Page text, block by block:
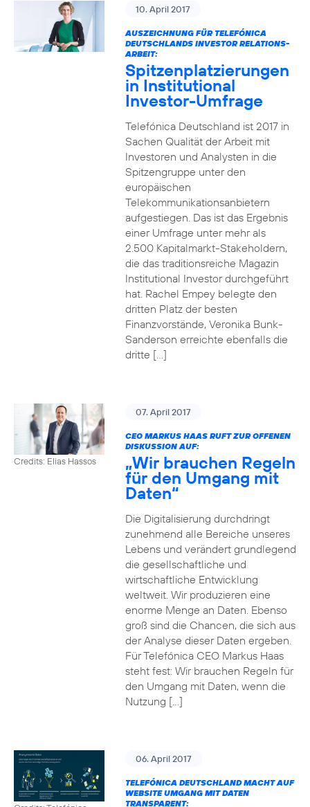
10. April 2017
AUSZEICHNUNG FÜR TELEFÓNICA
DEUTSCHLANDS INVESTOR RELATIONS-
ARBEIT:
Spitzenplatzierungen
in Institutional
Investor-Umfrage
Telefónica Deutschland ist 2017 in
Sachen Qualität der Arbeit mit
Investoren und Analysten in die
Spitzengruppe unter den
europäischen
Telekommunikationsanbietern
aufgestiegen. Das ist das Ergebnis
einer Umfrage unter mehr als
2.500 Kapitalmarkt-Stakeholdern,
die das traditionsreiche Magazin
Institutional Investor durchgeführt
hat. Rachel Empey belegte den
dritten Platz der besten
Finanzvorstände, Veronika Bunk-
Sanderson erreichte ebenfalls die
dritte […]
Credits: Elias Hassos
07. April 2017
CEO MARKUS HAAS RUFT ZUR OFFENEN
DISKUSSION AUF:
„Wir brauchen Regeln
für den Umgang mit
Daten“
Die Digitalisierung durchdringt
zunehmend alle Bereiche unseres
Lebens und verändert grundlegend
die gesellschaftliche und
wirtschaftliche Entwicklung
weltweit. Wir produzieren eine
enorme Menge an Daten. Ebenso
groß sind die Chancen, die sich aus
der Analyse dieser Daten ergeben.
Für Telefónica CEO Markus Haas
steht fest: Wir brauchen Regeln für
den Umgang mit Daten, wenn die
Nutzung […]
06. April 2017
TELEFÓNICA DEUTSCHLAND MACHT AUF
WEBSITE UMGANG MIT DATEN
TRANSPARENT: